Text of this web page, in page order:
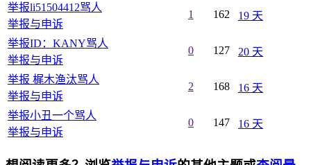
举报li51504412骂人
举报与申诉
1 162 19 天
举报ID：KANY骂人
举报与申诉
0 127 20 天
举报 梶木渔汰骂人
举报与申诉
2 168 16 天
举报小丑一个骂人
举报与申诉
0 147 16 天